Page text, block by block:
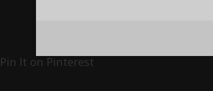
Pin It on Pinterest